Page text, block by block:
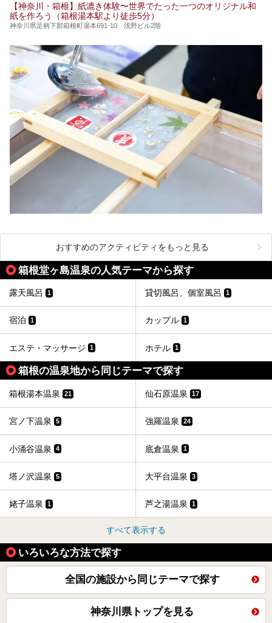
今回は日帰り温泉としての「絶景日帰り温泉 龍宮殿本館
（以下、龍宮殿本館）」と、旅館としての「箱根 芦ノ湖畔
蛸川温泉 龍宮殿（以下、龍宮殿）」の両方の魅力をたっぷ
4つの神社に囲まれたパワースポットです。
───
提供元：株式会社西武・プリンスホテルズワールドワイド
【PR】
この記事は箱根 芦ノ湖畔蛸川温泉 龍宮殿のPR記事です。
【神奈川・箱根】紙漉き体験〜世界でたった一つのオリジナル和
紙を作ろう（箱根湯本駅より徒歩5分）
神奈川県足柄下郡箱根町湯本691-10 浅野ビル2階
おすすめのアクティビティをもっと見る
箱根堂ヶ島温泉の人気テーマから探す
露天風呂 1 貸切風呂、個室風呂 1
宿泊 1 カップル 1
エステ・マッサージ 1 ホテル 1
箱根の温泉地から同じテーマで探す
箱根湯本温泉 21 仙石原温泉 17
宮ノ下温泉 5 強羅温泉 24
小涌谷温泉 4 底倉温泉 1
塔ノ沢温泉 5 大平台温泉 3
姥子温泉 1 芦之湯温泉 1
すべて表示する
いろいろな方法で探す
全国の施設から同じテーマで探す
神奈川県トップを見る